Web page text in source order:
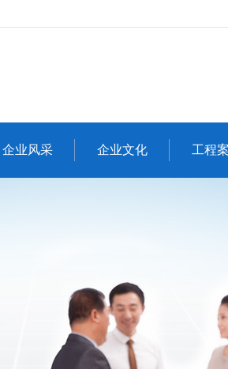
企业风采 企业文化 工程